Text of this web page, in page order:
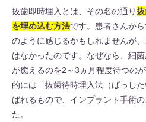
抜歯即時埋入とは、その名の通り
を埋め込む方法です。患者さんか
のように感じるかもしれませんが
はなかったのです。なぜなら、細
が癒えるのを2～3ヵ月程度待つの
的には「抜歯待時埋入法（ばっし
ばれるもので、インプラント手術
た。